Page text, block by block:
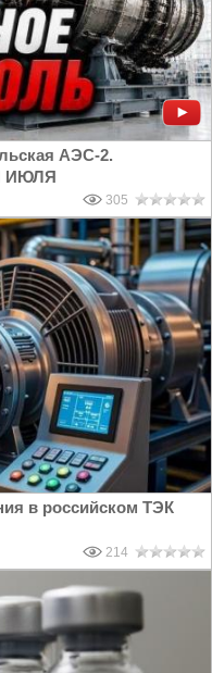
АЭС-2.
ИЮЛЯ
305
в российском ТЭК
214